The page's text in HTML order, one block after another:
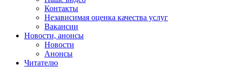
Контакты
Независимая оценка качества услуг
Вакансии
Новости, анонсы
Новости
Анонсы
Читателю